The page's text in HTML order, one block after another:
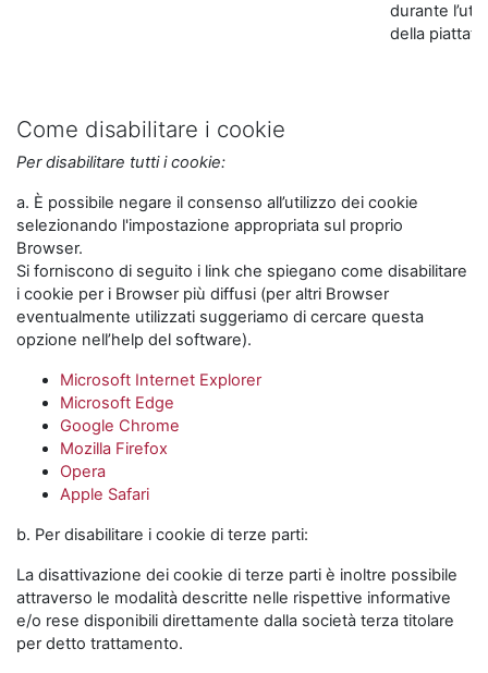
durante
della
Come disabilitare i cookie
Per disabilitare tutti i cookie:
a. È possibile negare il consenso all’utilizzo dei cookie
selezionando l'impostazione appropriata sul proprio
Browser.
Si forniscono di seguito i link che spiegano come disabilitare
i cookie per i Browser più diffusi (per altri Browser
eventualmente utilizzati suggeriamo di cercare questa
opzione nell’help del software).
Microsoft Internet Explorer
Microsoft Edge
Google Chrome
Mozilla Firefox
Opera
Apple Safari
b. Per disabilitare i cookie di terze parti:
La disattivazione dei cookie di terze parti è inoltre possibile
attraverso le modalità descritte nelle rispettive informative
e/o rese disponibili direttamente dalla società terza titolare
per detto trattamento.